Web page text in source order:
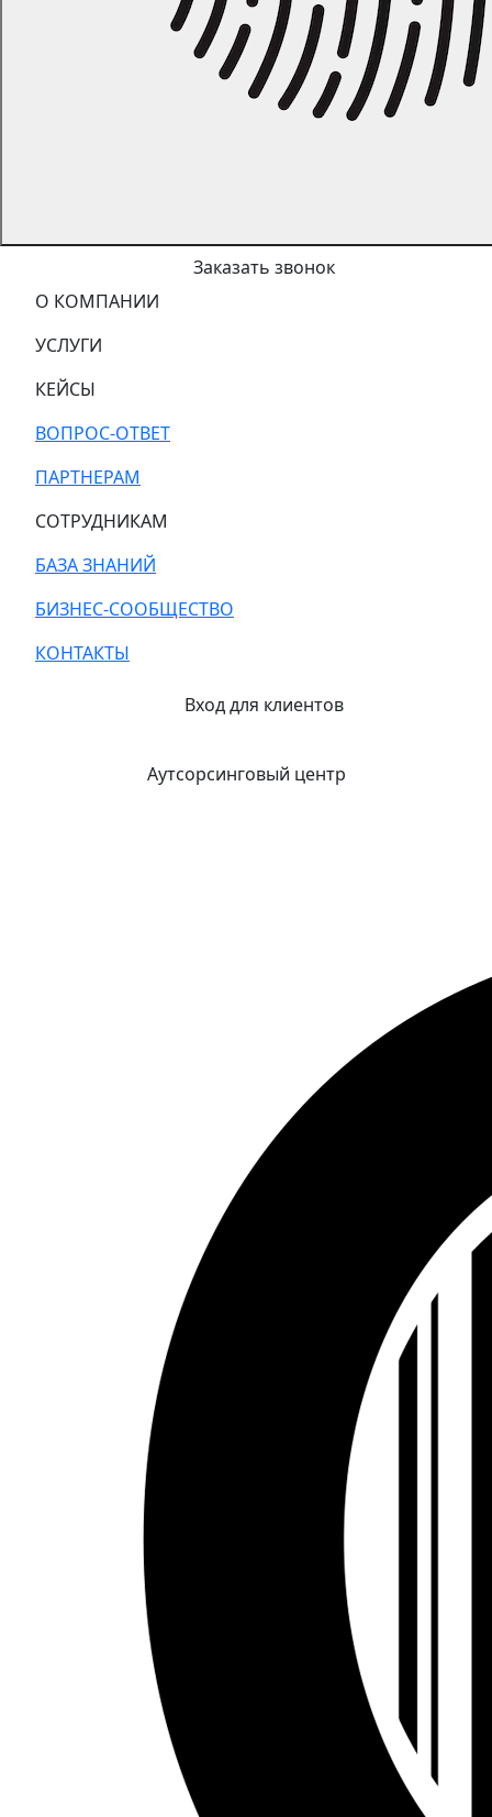
Заказать звонок
О КОМПАНИИ
УСЛУГИ
КЕЙСЫ
ВОПРОС-ОТВЕТ
ПАРТНЕРАМ
СОТРУДНИКАМ
БАЗА ЗНАНИЙ
БИЗНЕС-СООБЩЕСТВО
КОНТАКТЫ
Вход для клиентов
Аутсорсинговый центр